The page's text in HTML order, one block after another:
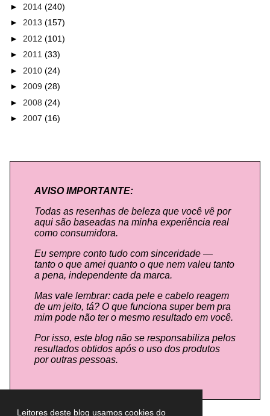
Leitores deste blog usamos cookies do
► 2014 (240)
► 2013 (157)
► 2012 (101)
► 2011 (33)
► 2010 (24)
► 2009 (28)
► 2008 (24)
► 2007 (16)
AVISO IMPORTANTE:
Todas as resenhas de beleza que você vê por
aqui são baseadas na minha experiência real
como consumidora.
Eu sempre conto tudo com sinceridade —
tanto o que amei quanto o que nem valeu tanto
a pena, independente da marca.
Mas vale lembrar: cada pele e cabelo reagem
de um jeito, tá? O que funciona super bem pra
mim pode não ter o mesmo resultado em você.
Por isso, este blog não se responsabiliza pelos
resultados obtidos após o uso dos produtos
por outras pessoas.